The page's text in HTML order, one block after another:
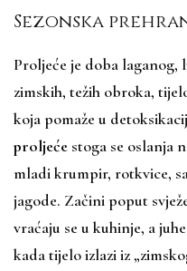
Sezonska
Proljeće je doba laganog,
zimskih, težih obroka,
koja pomaže u
proljeće stoga se oslanja
mladi krumpir, rotkvice,
jagode. Začini poput
vraćaju se u kuhinje, a
kada tijelo izlazi iz